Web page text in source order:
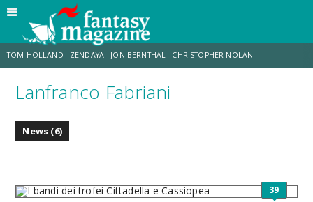
TOM HOLLAND ZENDAYA JON BERNTHAL CHRISTOPHER NOLAN
STRANIMONDI LUCCA COMICS & GAMES ODISSEA
Lanfranco Fabriani
News (6)
39